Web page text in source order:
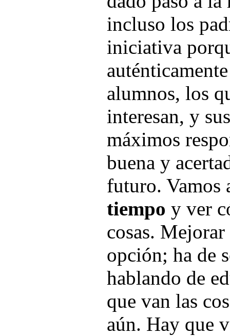
incluso los
iniciativa
alumnos, los
interesan, y
máximos
buena y
futuro. Vamos
tiempo y ver
cosas.
opción; ha de
hablando de
que van las
aún. Hay que